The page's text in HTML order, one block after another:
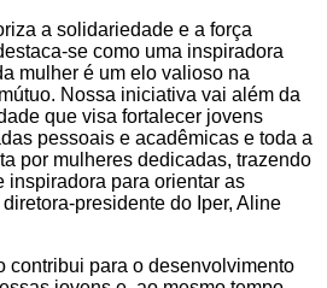
a solidariedade e a força
se como uma inspiradora
mulher é um elo valioso na
Nossa iniciativa vai além da
que visa fortalecer jovens
pessoais e acadêmicas e toda a
por mulheres dedicadas, trazendo
inspiradora para orientar as
presidente do Iper, Aline
contribui para o desenvolvimento